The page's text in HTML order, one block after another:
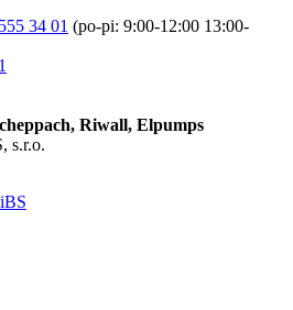
34 01 (po-pi: 9:00-12:00 13:00-
Riwall, Elpumps
s.r.o.